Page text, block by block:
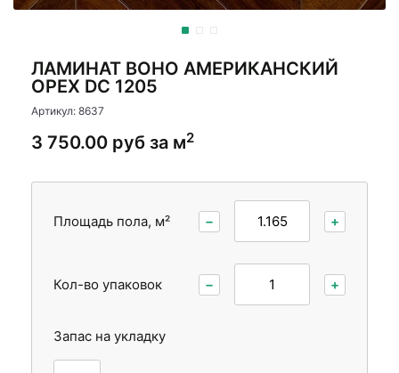
ЛАМИНАТ BOHO АМЕРИКАНСКИЙ
ОРЕХ DC 1205
Артикул: 8637
3 750.00 руб за м2
Площадь пола, м² − +
Кол-во упаковок − +
Запас на укладку
Стеновые панели